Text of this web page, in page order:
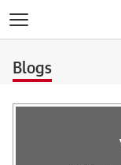
Blogs